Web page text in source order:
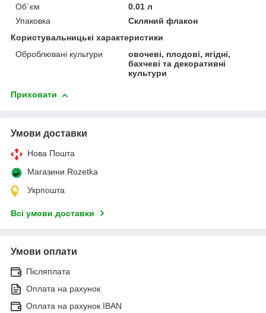
Об`єм
0.01 л
Упаковка
Скляний флакон
Користувальницькі характеристики
Оброблювані культури
овочеві, плодові, ягідні,
бахчеві та декоративні
культури
Приховати
Умови доставки
Нова Пошта
Магазини Rozetka
Укрпошта
Всі умови доставки
Умови оплати
Післяплата
Оплата на рахунок
Оплата на рахунок IBAN